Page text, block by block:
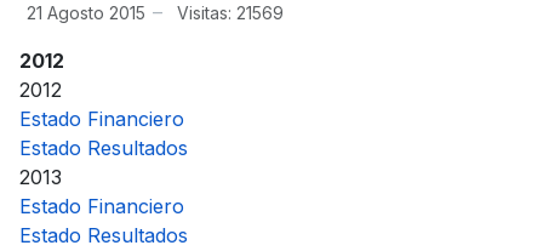
21 Agosto 2015
Visitas: 21569
2012
2012
Estado Financiero
Estado Resultados
2013
Estado Financiero
Estado Resultados